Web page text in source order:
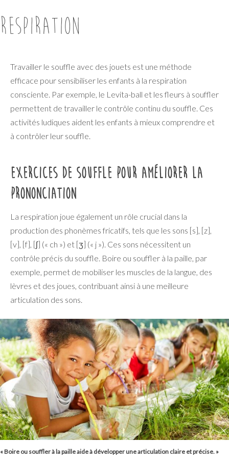
respiration
Travailler le souffle avec des jouets est une méthode
efficace pour sensibiliser les enfants à la respiration
consciente. Par exemple, le Levita-ball et les fleurs à souffler
permettent de travailler le contrôle continu du souffle. Ces
activités ludiques aident les enfants à mieux comprendre et
à contrôler leur souffle.
Exercices de souffle pour améliorer la
prononciation
La respiration joue également un rôle crucial dans la
production des phonèmes fricatifs, tels que les sons [s], [z],
[v], [f], [ʃ] (« ch ») et [ʒ] (« j »). Ces sons nécessitent un
contrôle précis du souffle. Boire ou souffler à la paille, par
exemple, permet de mobiliser les muscles de la langue, des
lèvres et des joues, contribuant ainsi à une meilleure
articulation des sons.
« Boire ou souffler à la paille aide à développer une articulation claire et précise. »